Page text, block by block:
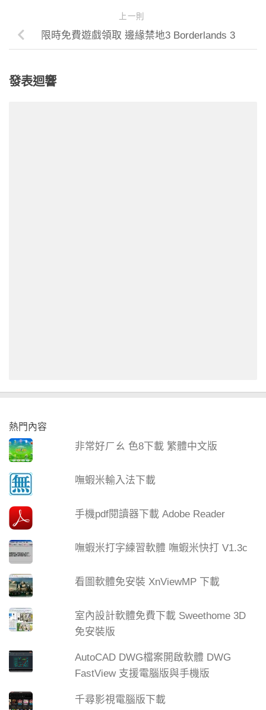
上一則
限時免費遊戲領取 邊緣禁地3 Borderlands 3
發表迴響
熱門內容
非常好ㄏㄠ 色8下載 繁體中文版
嘸蝦米輸入法下載
手機pdf閱讀器下載 Adobe Reader
嘸蝦米打字練習軟體 嘸蝦米快打 V1.3c
看圖軟體免安裝 XnViewMP 下載
室內設計軟體免費下載 Sweethome 3D
免安裝版
AutoCAD DWG檔案開啟軟體 DWG
FastView 支援電腦版與手機版
千尋影視電腦版下載